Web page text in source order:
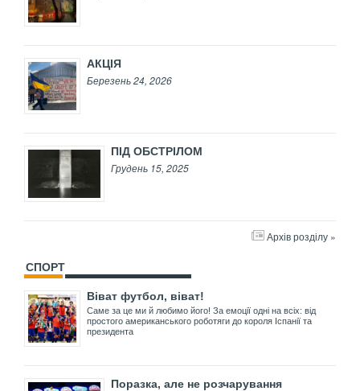
АКЦІЯ
Березень 24, 2026
ПІД ОБСТРІЛОМ
Грудень 15, 2025
Архів розділу »
СПОРТ
Віват футбол, віват!
Саме за це ми й любимо його! За емоції одні на всіх: від
простого американського роботяги до короля Іспанії та
президента
Поразка, але не розчарування